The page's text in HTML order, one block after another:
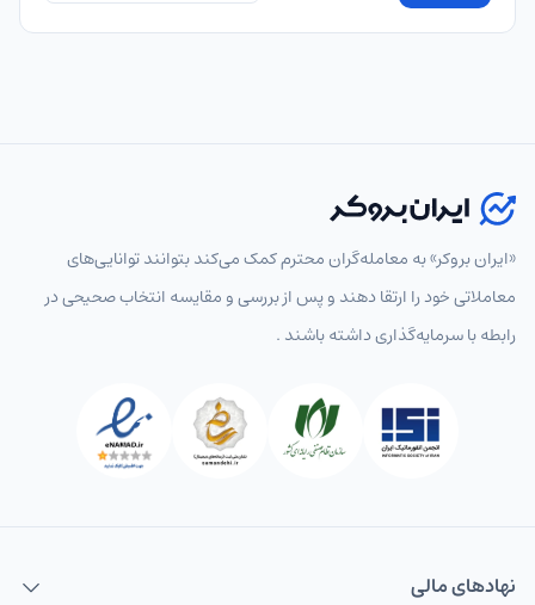
«ایران بروکر» به معامله‌گران محترم کمک می‌کند بتوانند توانایی‌های
معاملاتی خود را ارتقا دهند و پس از بررسی و مقایسه انتخاب‌ صحیحی در
رابطه با سرمایه‌گذاری داشته باشند .
نهاد‌های مالی